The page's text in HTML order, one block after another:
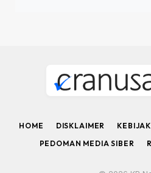
HOME DISKLAIMER
PEDOMAN MEDIA SIBER